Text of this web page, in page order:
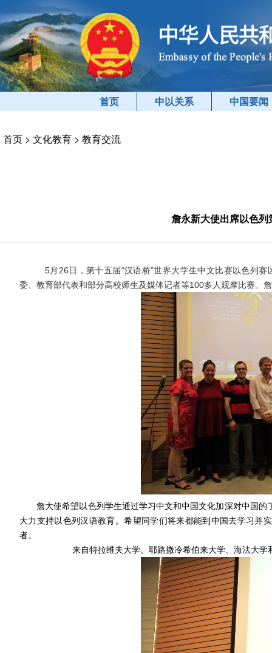
首页 中以关系 中国要闻
首页 > 文化教育 > 教育交流
詹永新大使出席以色
5月26日，第十五届“汉语桥”世界大学生中文比赛以色列赛
委、教育部代表和部分高校师生及媒体记者等100多人观摩比赛。
詹大使希望以色列学生通过学习中文和中国文化加深对中国
大力支持以色列汉语教育。希望同学们将来都能到中国去学习并
者。
来自特拉维夫大学、耶路撒冷希伯来大学、海法大